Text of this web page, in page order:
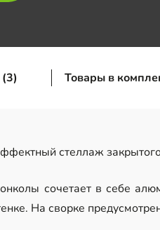
Товары в
стеллаж
сочетает в себе
На сворке